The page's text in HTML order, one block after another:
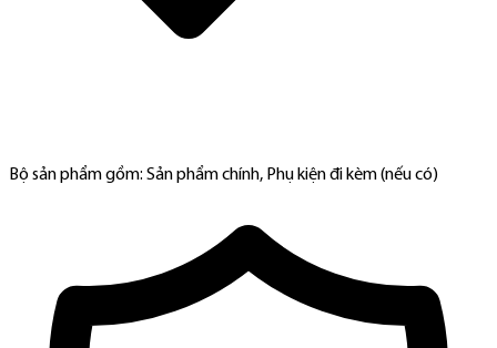
Bộ sản phẩm gồm: Sản phẩm chính, Phụ kiện đi kèm (nếu có)